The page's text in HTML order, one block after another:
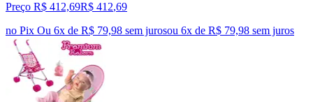
Preço R$ 412,69R$ 412,69
no Pix Ou 6x de R$ 79,98 sem jurosou 6x de R$ 79,98 sem juros